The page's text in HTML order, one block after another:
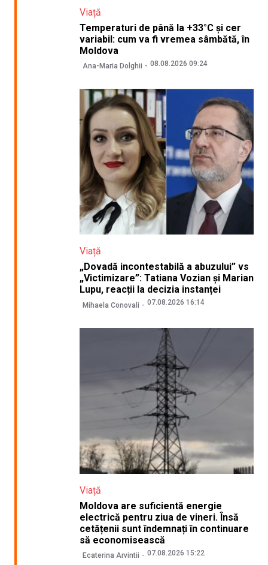
Viață
Temperaturi de până la +33°C și cer
variabil: cum va fi vremea sâmbătă, în
Moldova
Ana-Maria Dolghii 08.08.2026 09:24
Viață
„Dovadă incontestabilă a abuzului” vs
„Victimizare”: Tatiana Vozian și Marian
Lupu, reacții la decizia instanței
Mihaela Conovali 07.08.2026 16:14
Viață
Moldova are suficientă energie
electrică pentru ziua de vineri. Însă
cetățenii sunt îndemnați în continuare
să economisească
Ecaterina Arvintii 07.08.2026 15:22